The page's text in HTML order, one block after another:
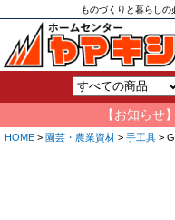
ものづくりと暮らしの
【お知らせ
HOME > 園芸・農業資材 > 手工具 >